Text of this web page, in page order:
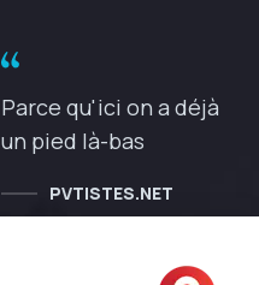
Parce qu'ici on a déjà
un pied là-bas
PVTISTES.NET